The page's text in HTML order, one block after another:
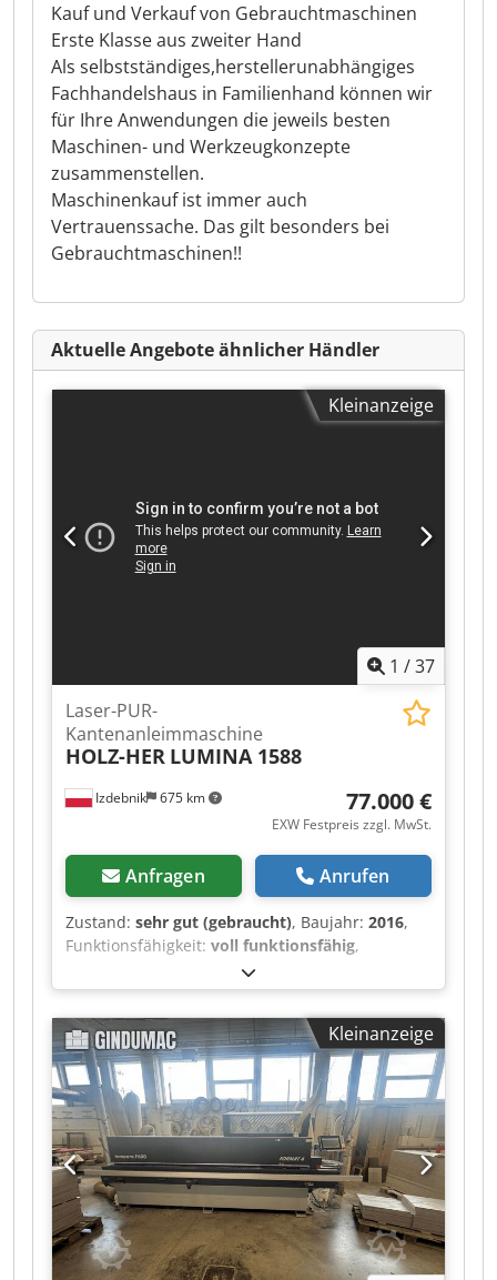
Kauf und Verkauf von Gebrauchtmaschinen
Erste Klasse aus zweiter Hand
Als selbstständiges,herstellerunabhängiges
Fachhandelshaus in Familienhand können wir
für Ihre Anwendungen die jeweils besten
Maschinen- und Werkzeugkonzepte
zusammenstellen.
Maschinenkauf ist immer auch
Vertrauenssache. Das gilt besonders bei
Gebrauchtmaschinen!!
Aktuelle Angebote ähnlicher Händler
Kleinanzeige
1 /37
Izdebnik 675 km
Laser-PUR-
Kantenanleimmaschine
HOLZ-HER LUMINA 1588
77.000 €
EXW Festpreis zzgl. MwSt.
Anfragen Anrufen
Zustand: sehr gut (gebraucht), Baujahr: 2016,
Funktionsfähigkeit: voll funktionsfähig,
Laufleistung – 312.764 m digital verstellbarer
Vorschubanschlag Einlauf-Lufttisch
Sprüheinrichtung für Antihaftmittel
Vorfräseinheit mit Diamantfräsern
Kantenstreifenzuführung von Rolle oder
Bändern Klebstoffauftragsstation für GlueJet-
Kartuschen oder Laser-L-Tronic Möglichkeit der
Verklebung mit PUR-Klebstoff 4 Anpresswalzen
mit pneumatischer Anpressdruckregelung
Sprüheinrichtung für Gleitmittel auf die Kante
Zwei-Motor-Abschneideeinheit mit
pneumatischer Winkelverstellung Fräseinheit
zum Abtragen von Kantenüberstand von oben
und unten in gerader Ausführung Fräseinheit
Kleinanzeige